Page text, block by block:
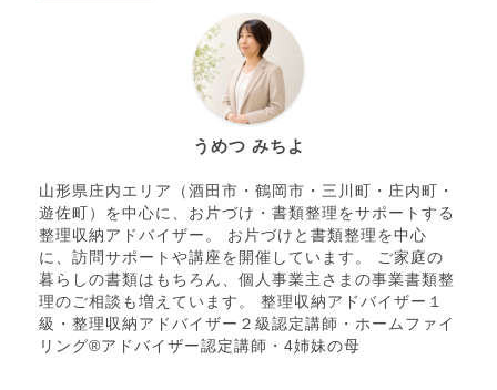
うめつ みちよ
山形県庄内エリア（酒田市・鶴岡市・三川町・庄内町・
遊佐町）を中心に、お片づけ・書類整理をサポートする
整理収納アドバイザー。 お片づけと書類整理を中心
に、訪問サポートや講座を開催しています。 ご家庭の
暮らしの書類はもちろん、個人事業主さまの事業書類整
理のご相談も増えています。 整理収納アドバイザー１
級・整理収納アドバイザー２級認定講師・ホームファイ
リング®アドバイザー認定講師・4姉妹の母